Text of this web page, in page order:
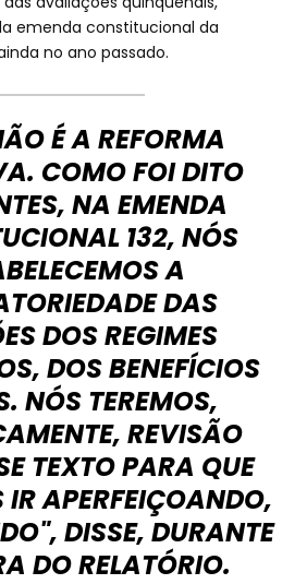
emenda constitucional da
no ano passado.
É A REFORMA
COMO FOI DITO
NA EMENDA
132, NÓS
A
DAS
DOS REGIMES
DOS BENEFÍCIOS
NÓS TEREMOS,
REVISÃO
TEXTO PARA QUE
APERFEIÇOANDO,
DISSE, DURANTE
DO RELATÓRIO.